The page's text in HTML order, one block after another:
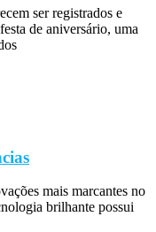
ser registrados e
de aniversário, uma
mais marcantes no
brilhante possui